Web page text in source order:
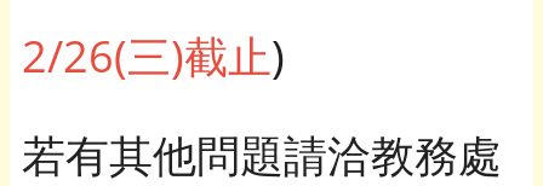
2/26(三)截止)
若有其他問題請洽教務處